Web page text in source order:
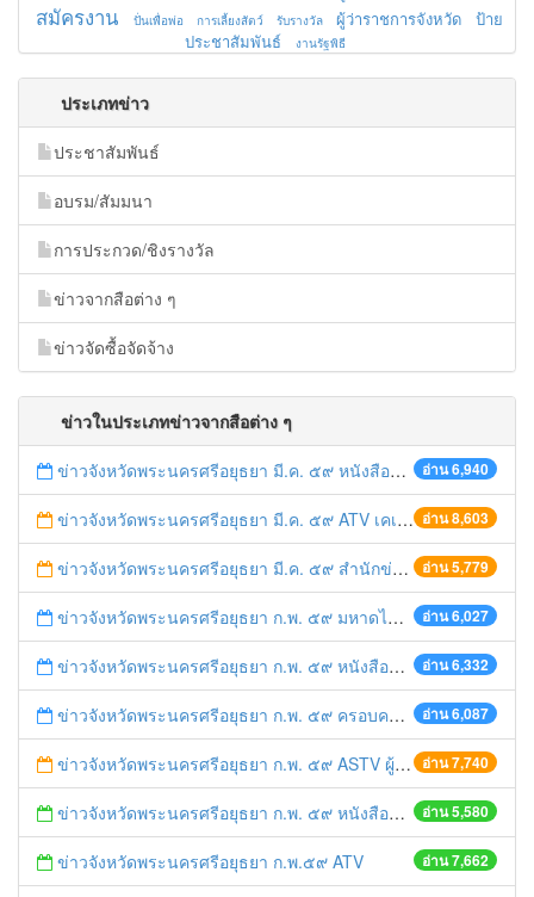
สมัครงาน ปั่นเพื่อพ่อ การเลี้ยงสัตว์ รับรางวัล ผู้ว่าราชการจังหวัด
ป้าย
ประชาสัมพันธ์
งานรัฐพิธี
ประเภทข่าว
ประชาสัมพันธ์
อบรม/สัมมนา
การประกวด/ชิงรางวัล
ข่าวจากสือต่าง ๆ
ข่าวจัดซื้อจัดจ้าง
ข่าวในประเภทข่าวจากสือต่าง ๆ
อ่าน 6,940
ข่าวจังหวัดพระนครศรีอยุธยา มี.ค. ๕๙ หนังสือพิมพ์แนวหน้า
อ่าน 8,603
ข่าวจังหวัดพระนครศรีอยุธยา มี.ค. ๕๙ ATV เคเบิลเอทีวีอยุธยา
อ่าน 5,779
ข่าวจังหวัดพระนครศรีอยุธยา มี.ค. ๕๙ สำนักข่าวไทย
อ่าน 6,027
ข่าวจังหวัดพระนครศรีอยุธยา ก.พ. ๕๙ มหาดไทยชวนรู้
อ่าน 6,332
ข่าวจังหวัดพระนครศรีอยุธยา ก.พ. ๕๙ หนังสือพิมพ์ไทยรัฐ
อ่าน 6,087
ข่าวจังหวัดพระนครศรีอยุธยา ก.พ. ๕๙ ครอบครัวข่าว ๓
อ่าน 7,740
ข่าวจังหวัดพระนครศรีอยุธยา ก.พ. ๕๙ ASTV ผู้จัดการออนไลน์
อ่าน 5,580
ข่าวจังหวัดพระนครศรีอยุธยา ก.พ. ๕๙ หนังสือพิมพ์แนวหน้า
อ่าน 7,662
ข่าวจังหวัดพระนครศรีอยุธยา ก.พ.๕๙ ATV